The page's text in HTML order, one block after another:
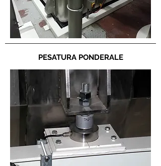
PESATURA PONDERALE